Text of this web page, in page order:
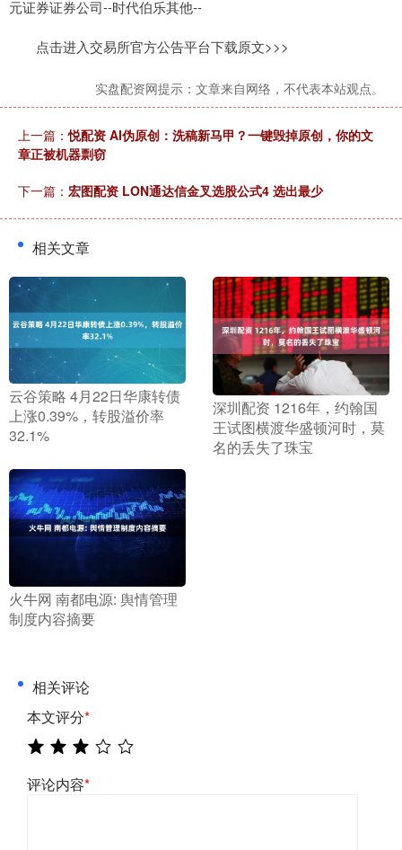
元证券证券公司--时代伯乐其他--
点击进入交易所官方公告平台下载原文>>>
实盘配资网提示：文章来自网络，不代表本站观点。
上一篇：悦配资 AI伪原创：洗稿新马甲？一键毁掉原创，你的文
章正被机器剽窃
下一篇： 宏图配资 LON通达信金叉选股公式4 选出最少
相关文章
​云谷策略 4月22日华康转债
上涨0.39%，转股溢价率
32.1%
​深圳配资 1216年，约翰国
王试图横渡华盛顿河时，莫
名的丢失了珠宝
​火牛网 南都电源: 舆情管理
制度内容摘要
相关评论
本文评分*
评论内容*